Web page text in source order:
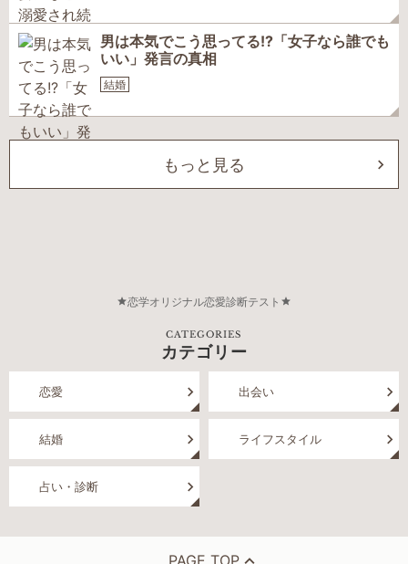
男は本気でこう思ってる!?「女子なら誰でも
いい」発言の真相
結婚
もっと見る
恋学オリジナル恋愛診断テスト
CATEGORIES
カテゴリー
恋愛 出会い
結婚 ライフスタイル
占い・診断
PAGE TOP